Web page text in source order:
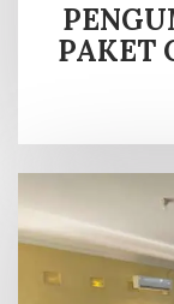
PAKET